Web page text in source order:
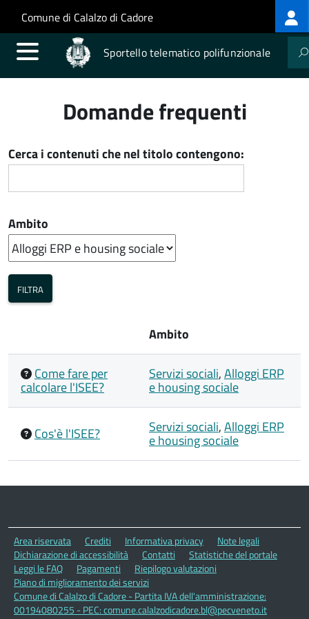
Salta al contenuto principale
Skip to site navigation
Comune di Calalzo di Cadore
Sportello telematico polifunzionale
Domande frequenti
Cerca i contenuti che nel titolo contengono:
Ambito
Ambito
Come fare per
calcolare l'ISEE?
Servizi sociali,Alloggi ERP
e housing sociale
Cos'è l'ISEE? Servizi sociali,Alloggi ERP
e housing sociale
Area riservata Crediti Informativa privacy
Note legali
Dichiarazione di accessibilità
Contatti
Statistiche del portale
Leggi le FAQ
Pagamenti
Riepilogo valutazioni
Piano di miglioramento dei servizi
Comune di Calalzo di Cadore - Partita IVA dell'amministrazione:
00194080255 - PEC: comune.calalzodicadore.bl@pecveneto.it